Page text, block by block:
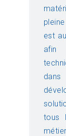
est
afin
tous